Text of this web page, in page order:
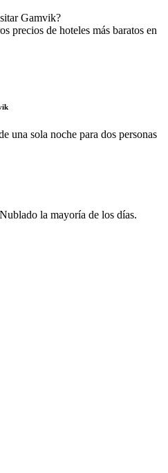
Gamvik?
precios de hoteles más baratos en
una sola noche para dos personas
la mayoría de los días.